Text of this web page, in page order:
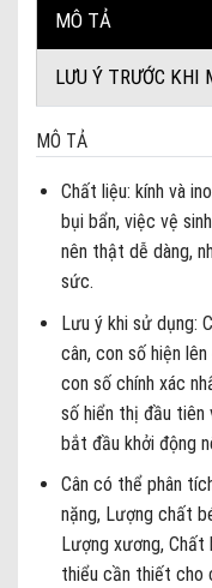
MÔ TẢ
LƯU Ý TRƯỚC KHI
MÔ TẢ
Chất liệu: kính và
bụi bẩn, việc vệ
nên thật dễ dàng,
sức.
Lưu ý khi sử dụng:
cân, con số hiện
con số chính xác
số hiển thị đầu tiên
bắt đầu khởi động
Cân có thể phân
nặng, Lượng chất
Lượng xương,
thiểu cần thiết cho